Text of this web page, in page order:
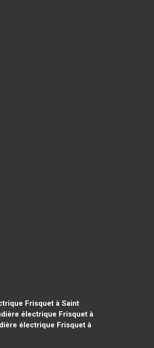
Frisquet à Saint
électrique Frisquet à
électrique Frisquet à